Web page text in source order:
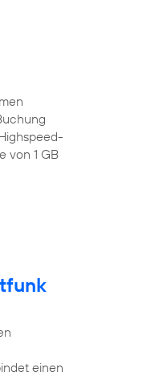
von 1 GB
einen